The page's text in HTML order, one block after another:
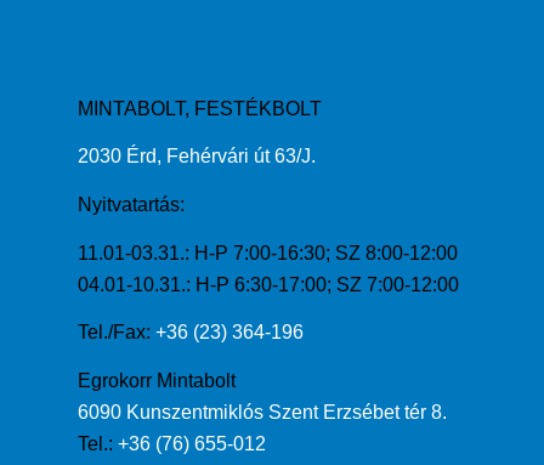
MINTABOLT, FESTÉKBOLT
2030 Érd, Fehérvári út 63/J.
Nyitvatartás:
11.01-03.31.: H-P 7:00-16:30; SZ 8:00-12:00
04.01-10.31.: H-P 6:30-17:00; SZ 7:00-12:00
Tel./Fax: +36 (23) 364-196
Egrokorr Mintabolt
6090 Kunszentmiklós Szent Erzsébet tér 8.
Tel.: +36 (76) 655-012